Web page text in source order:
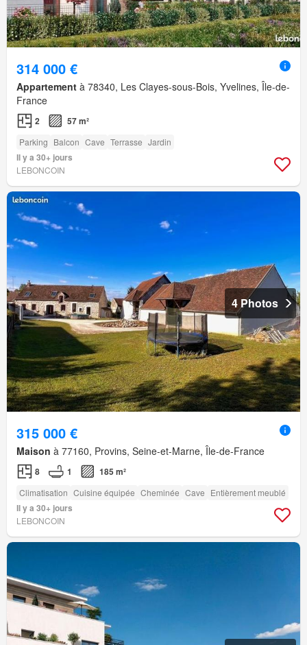
314 000 €
Appartement à 78340, Les Clayes-sous-Bois, Yvelines, Île-de-
France
2 57 m²
Parking Balcon Cave Terrasse Jardin
Il y a 30+ jours
LEBONCOIN
4 Photos
315 000 €
Maison à 77160, Provins, Seine-et-Marne, Île-de-France
8 1 185 m²
Climatisation Cuisine équipée Cheminée Cave Entièrement meublé
Il y a 30+ jours
LEBONCOIN